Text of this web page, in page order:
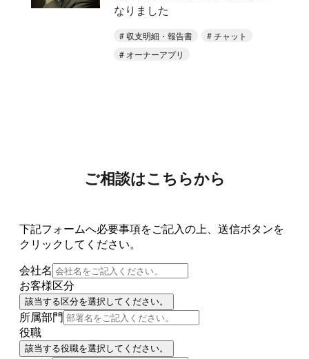
なりました
収支明細・報告書
チャット
オーナーアプリ
ご相談はこちらから